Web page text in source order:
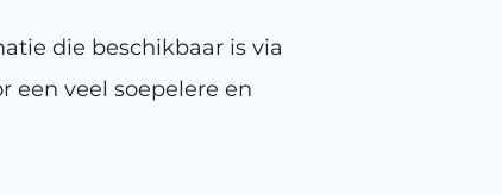
die beschikbaar is via
een veel soepelere en